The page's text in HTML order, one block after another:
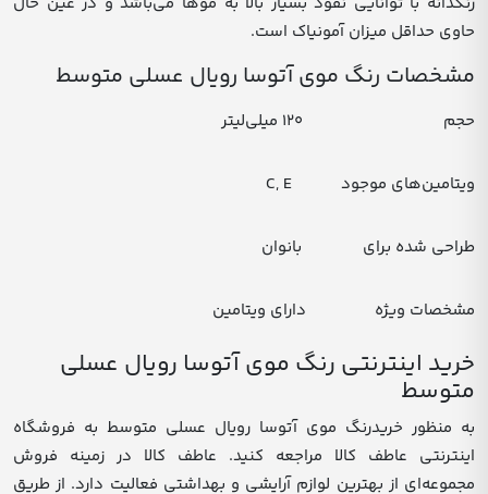
حاوی حداقل میزان آمونیاک است.
مشخصات رنگ موی آتوسا رویال عسلی متوسط
حجم ۱۲۰ میلی‌لیتر
ویتامین‌های موجود C, E
طراحی شده برای بانوان
مشخصات ویژه دارای ویتامین
خرید اینترنتی رنگ موی آتوسا رویال عسلی
متوسط
به منظور خریدرنگ موی آتوسا رویال عسلی متوسط به فروشگاه
اینترنتی عاطف کالا مراجعه کنید. عاطف کالا در زمینه فروش
مجموعه‌ای از بهترین لوازم آرایشی و بهداشتی فعالیت دارد. از طریق